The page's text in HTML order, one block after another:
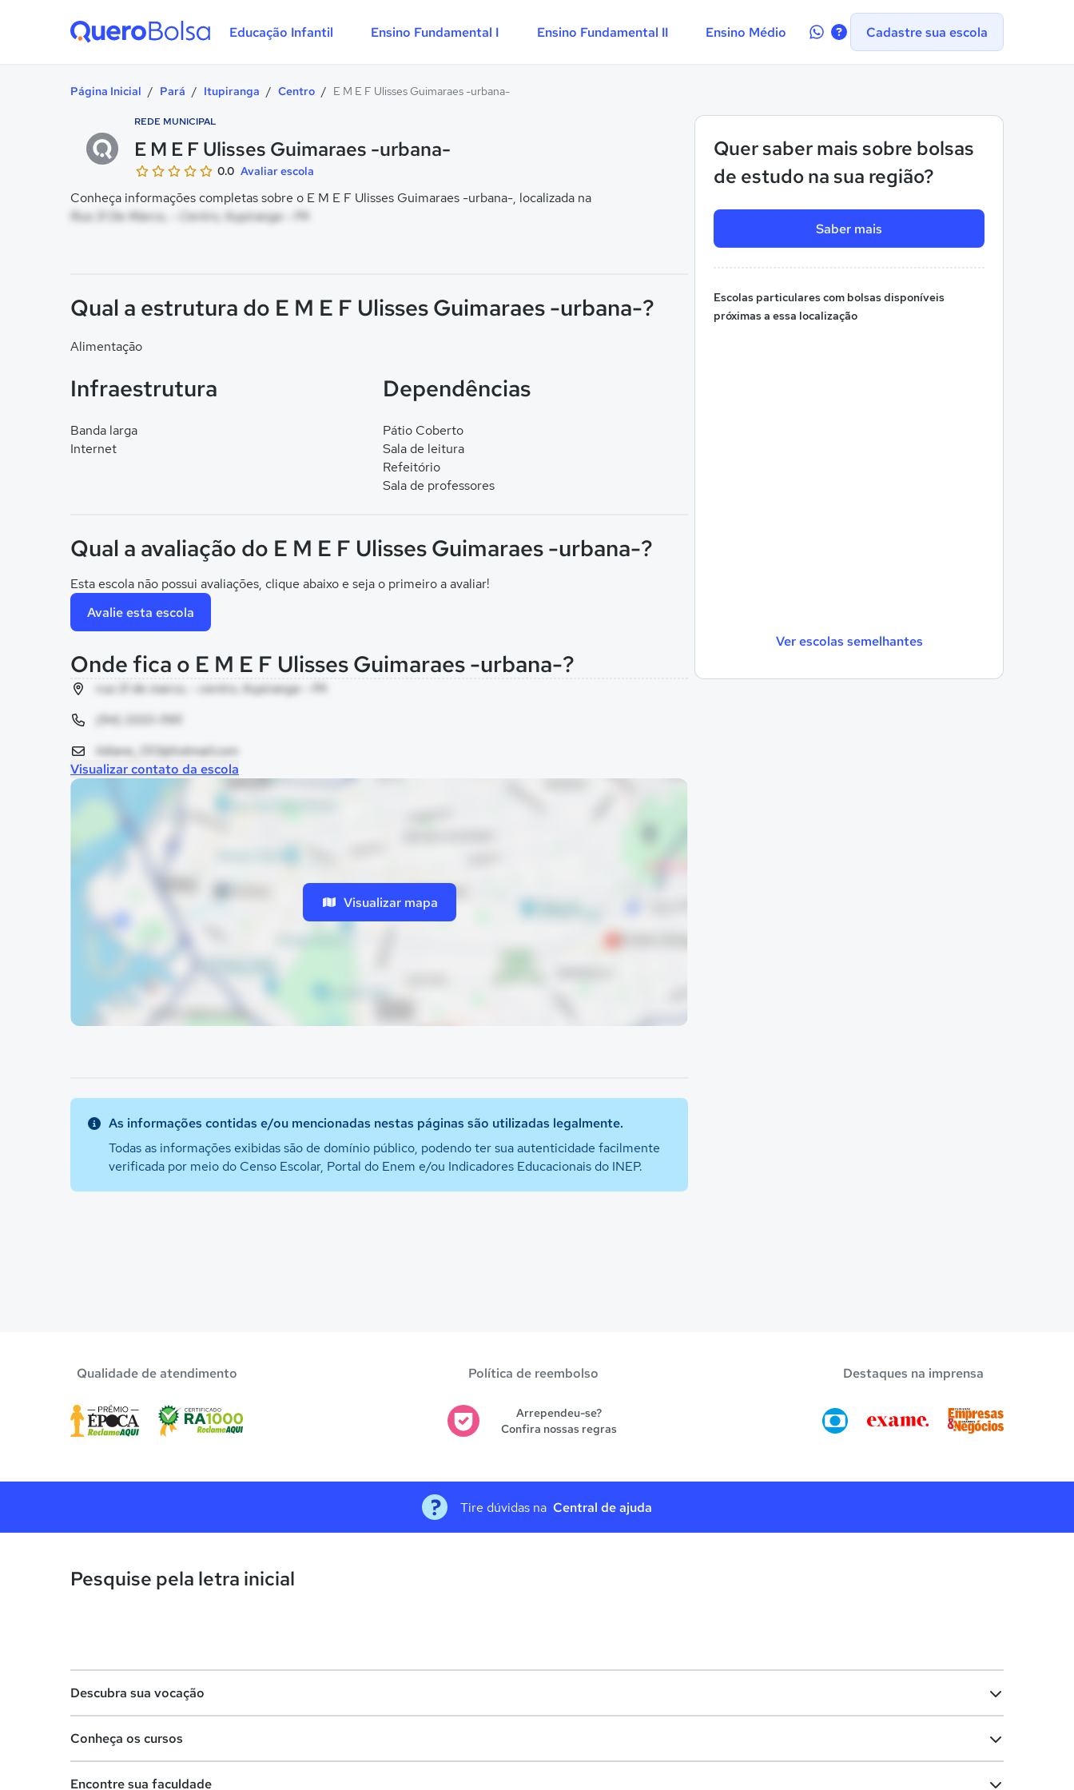
Educação Infantil Ensino Fundamental I Ensino Fundamental II Ensino Médio
Contate-Cadastre sua escola
Página Inicial / Pará / Itupiranga / Centro / E M E F Ulisses Guimaraes -urbana-
REDE MUNICIPAL
E M E F Ulisses Guimaraes -urbana-
0.0 Avaliar escola
Conheça informações completas sobre o E M E F Ulisses Guimaraes -urbana-, localizada na
Rua 31 De Marco, - Centro, Itupiranga - PA
Quer saber mais sobre bolsas
de estudo na sua região?
Saber mais
Escolas particulares com bolsas disponíveis
próximas a essa localização
Ver escolas semelhantes
Qual a estrutura do E M E F Ulisses Guimaraes -urbana-?
Alimentação
Infraestrutura
Banda larga
Internet
Dependências
Pátio Coberto
Sala de leitura
Refeitório
Sala de professores
Qual a avaliação do E M E F Ulisses Guimaraes -urbana-?
Esta escola não possui avaliações, clique abaixo e seja o primeiro a avaliar!
Avalie esta escola
Onde fica o E M E F Ulisses Guimaraes -urbana-?
rua 31 de marco, - centro, Itupiranga - PA
(94) 3333-1195
lidiane_1313@hotmail.com
Visualizar contato da escola
Visualizar mapa
As informações contidas e/ou mencionadas nestas páginas são utilizadas legalmente.
Todas as informações exibidas são de domínio público, podendo ter sua autenticidade facilmente
verificada por meio do Censo Escolar, Portal do Enem e/ou Indicadores Educacionais do INEP.
Qualidade de atendimento Política de reembolso
Arrependeu-se?
Confira nossas regras
Destaques na imprensa
Tire dúvidas na Central de ajuda
Pesquise pela letra inicial
Descubra sua vocação
Conheça os cursos
Encontre sua faculdade